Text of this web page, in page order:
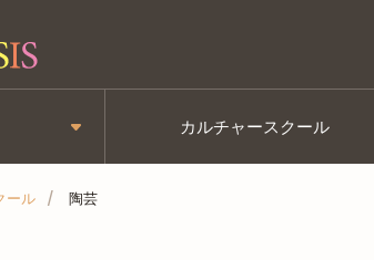
カルチャースクール
ール 陶芸